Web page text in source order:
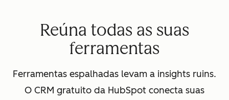
Reúna todas as suas
ferramentas
Ferramentas espalhadas levam a insights ruins.
O CRM gratuito da HubSpot conecta suas